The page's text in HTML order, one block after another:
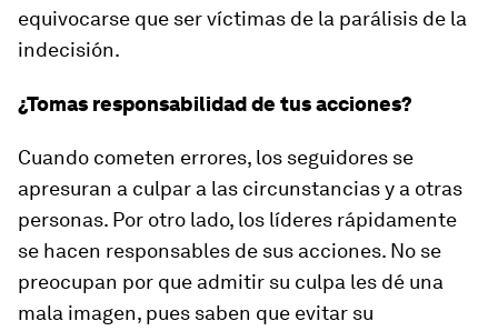
equivocarse que ser víctimas de la parálisis de la
indecisión.
¿Tomas responsabilidad de tus acciones?
Cuando cometen errores, los seguidores se
apresuran a culpar a las circunstancias y a otras
personas. Por otro lado, los líderes rápidamente
se hacen responsables de sus acciones. No se
preocupan por que admitir su culpa les dé una
mala imagen, pues saben que evitar su